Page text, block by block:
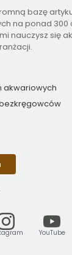
bazę
na ponad
nauczysz się
akwariowych
YouTube